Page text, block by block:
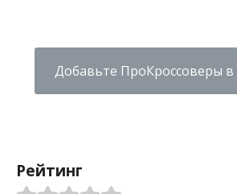
Добавьте ПроКроссоверы в
Рейтинг